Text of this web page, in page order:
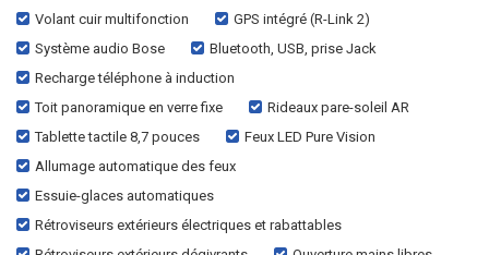
Volant cuir multifonction
GPS intégré (R-Link 2)
Système audio Bose
Bluetooth, USB, prise Jack
Recharge téléphone à induction
Toit panoramique en verre fixe
Rideaux pare-soleil AR
Tablette tactile 8,7 pouces
Feux LED Pure Vision
Allumage automatique des feux
Essuie-glaces automatiques
Rétroviseurs extérieurs électriques et rabattables